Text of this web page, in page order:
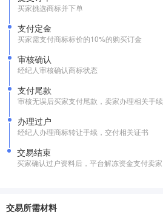
买家挑选商标并下单
支付定金
买家需支付商标标价的10%的购买订金
审核确认
经纪人审核确认商标状态
支付尾款
审核无误后买家支付尾款，卖家办理相关手续
办理过户
经纪人办理商标转让手续，交付相关证书
交易结束
买家确认过户资料后，平台解冻资金支付卖家
交易所需材料